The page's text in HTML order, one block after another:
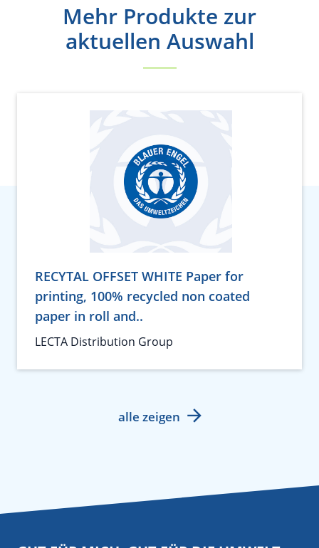
Mehr Produkte zur
aktuellen Auswahl
RECYTAL OFFSET WHITE Paper for
printing, 100% recycled non coated
paper in roll and..
LECTA Distribution Group
alle zeigen